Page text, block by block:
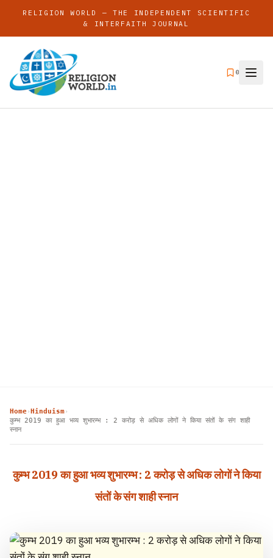
RELIGION WORLD — THE INDEPENDENT SCIENTIFIC
& INTERFAITH JOURNAL
0
Home› Hinduism›
कुम्भ 2019 का हुआ भव्य शुभारम्भ : 2 करोड़ से अधिक लोगों ने किया संतों के संग शाही
स्नान
कुम्भ 2019 का हुआ भव्य शुभारम्भ : 2 करोड़ से अधिक लोगों ने किया
संतों के संग शाही स्नान